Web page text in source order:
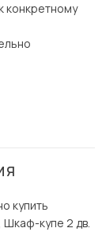
конкретному
купить
Шкаф-купе 2 дв.